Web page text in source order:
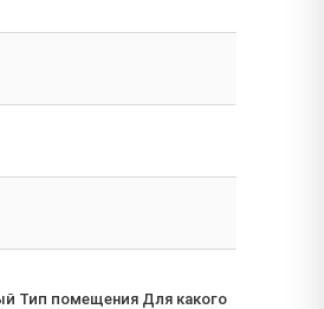
Тип помещения Для какого